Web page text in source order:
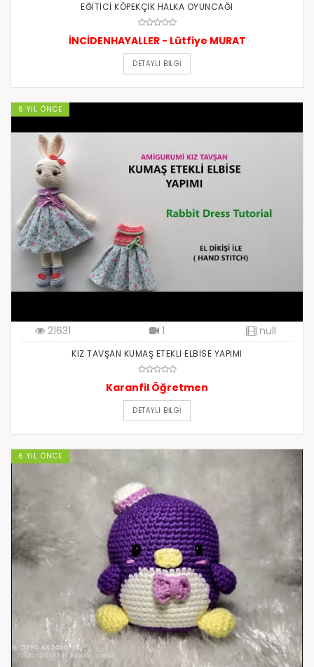
EĞİTİCİ KÖPEKÇİK HALKA OYUNCAĞI
İNCİDENHAYALLER - Lütfiye MURAT
DETAYLI BILGI
6 YIL ÖNCE
21631 1 null
KIZ TAVŞAN KUMAŞ ETEKLİ ELBİSE YAPIMI
Karanfil Öğretmen
DETAYLI BILGI
6 YIL ÖNCE